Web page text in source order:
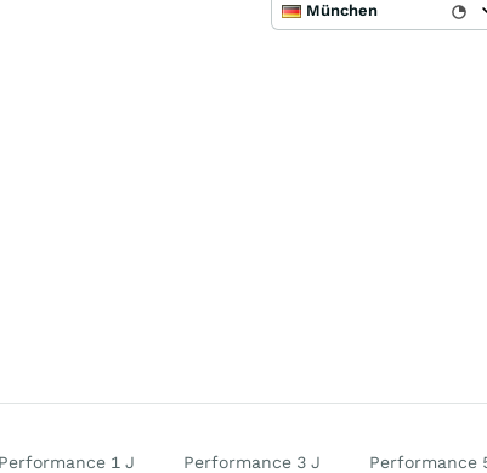
München
Performance 1 J Performance 3 J Performance